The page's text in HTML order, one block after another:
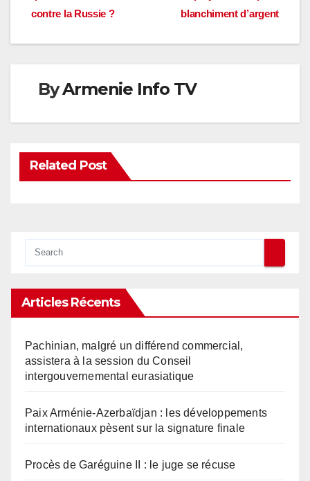
l’article
blanchiment d’argent
contre la Russie ?
ByArmenie Info TV
Related Post
Articles Récents
Pachinian, malgré un différend commercial,
assistera à la session du Conseil
intergouvernemental eurasiatique
Paix Arménie-Azerbaïdjan : les développements
internationaux pèsent sur la signature finale
Procès de Garéguine II : le juge se récuse